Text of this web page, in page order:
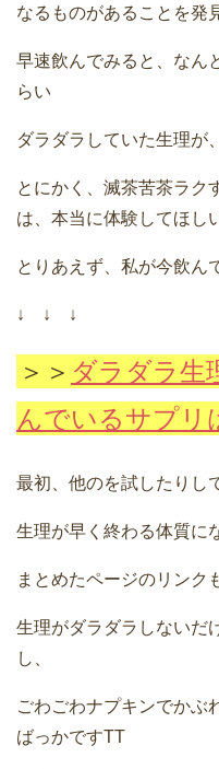
なるものがあることを発
早速飲んでみると、なん
らい
ダラダラしていた生理が
とにかく、滅茶苦茶ラク
は、本当に体験してほし
とりあえず、私が今飲ん
↓ ↓ ↓
＞＞ ダラダラ生
んでいるサプリ
最初、他のを試したりし
生理が早く終わる体質に
まとめたページのリンク
生理がダラダラしないだ
し、
ごわごわナプキンでかぶ
ばっかですTT